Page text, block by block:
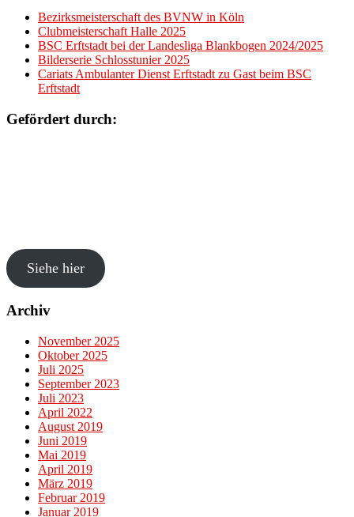
Bezirksmeisterschaft des BVNW in Köln
Clubmeisterschaft Halle 2025
BSC Erftstadt bei der Landesliga Blankbogen 2024/2025
Bilderserie Schlosstunier 2025
Cariats Ambulanter Dienst Erftstadt zu Gast beim BSC
Erftstadt
Gefördert durch:
Siehe hier
Archiv
November 2025
Oktober 2025
Juli 2025
September 2023
Juli 2023
April 2022
August 2019
Juni 2019
Mai 2019
April 2019
März 2019
Februar 2019
Januar 2019